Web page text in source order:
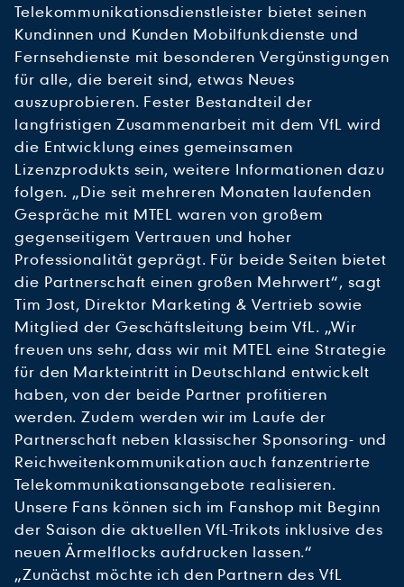
Telekommunikationsdienstleister bietet seinen
Kundinnen und Kunden Mobilfunkdienste und
Fernsehdienste mit besonderen Vergünstigungen
für alle, die bereit sind, etwas Neues
auszuprobieren. Fester Bestandteil der
langfristigen Zusammenarbeit mit dem VfL wird
die Entwicklung eines gemeinsamen
Lizenzprodukts sein, weitere Informationen dazu
folgen. „Die seit mehreren Monaten laufenden
Gespräche mit MTEL waren von großem
gegenseitigem Vertrauen und hoher
Professionalität geprägt. Für beide Seiten bietet
die Partnerschaft einen großen Mehrwert“, sagt
Tim Jost, Direktor Marketing & Vertrieb sowie
Mitglied der Geschäftsleitung beim VfL. „Wir
freuen uns sehr, dass wir mit MTEL eine Strategie
für den Markteintritt in Deutschland entwickelt
haben, von der beide Partner profitieren
werden. Zudem werden wir im Laufe der
Partnerschaft neben klassischer Sponsoring- und
Reichweitenkommunikation auch fanzentrierte
Telekommunikationsangebote realisieren.
Unsere Fans können sich im Fanshop mit Beginn
der Saison die aktuellen VfL-Trikots inklusive des
neuen Ärmelflocks aufdrucken lassen.“
„Zunächst möchte ich den Partnern des VfL